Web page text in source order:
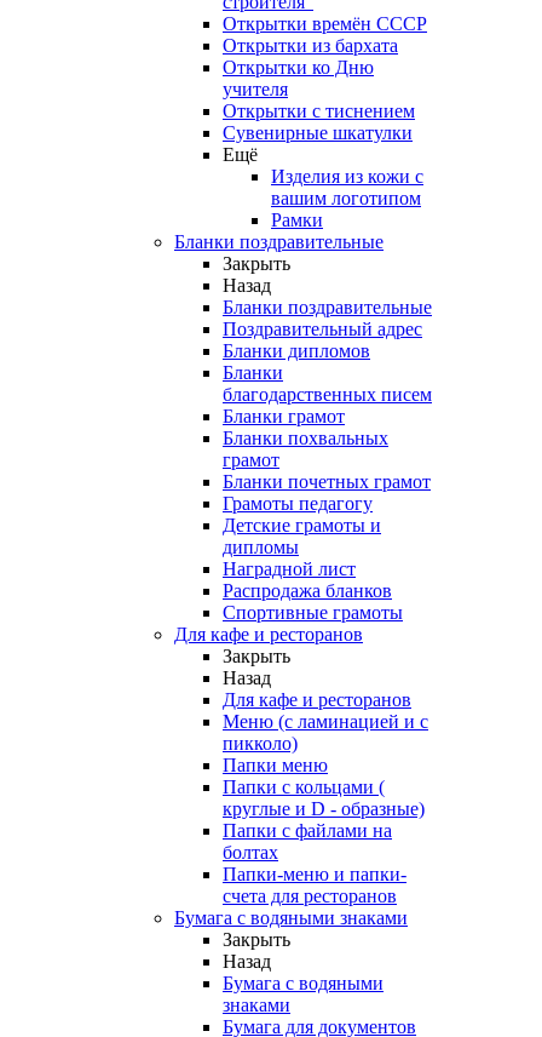
Открытки времён СССР
Открытки из бархата
Открытки ко Дню
учителя
Открытки с тиснением
Сувенирные шкатулки
Ещё
Изделия из кожи с
вашим логотипом
Рамки
Бланки поздравительные
Закрыть
Назад
Бланки поздравительные
Поздравительный адрес
Бланки дипломов
Бланки
благодарственных писем
Бланки грамот
Бланки похвальных
грамот
Бланки почетных грамот
Грамоты педагогу
Детские грамоты и
дипломы
Наградной лист
Распродажа бланков
Спортивные грамоты
Для кафе и ресторанов
Закрыть
Назад
Для кафе и ресторанов
Меню (с ламинацией и с
пикколо)
Папки меню
Папки с кольцами (
круглые и D - образные)
Папки с файлами на
болтах
Папки-меню и папки-
счета для ресторанов
Бумага с водяными знаками
Закрыть
Назад
Бумага с водяными
знаками
Бумага для документов